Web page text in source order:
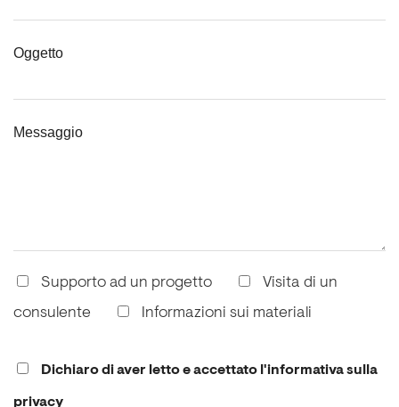
Oggetto
Messaggio
Supporto ad un progetto
Visita di un
consulente
Informazioni sui materiali
Dichiaro di aver letto e accettato l'informativa sulla
privacy